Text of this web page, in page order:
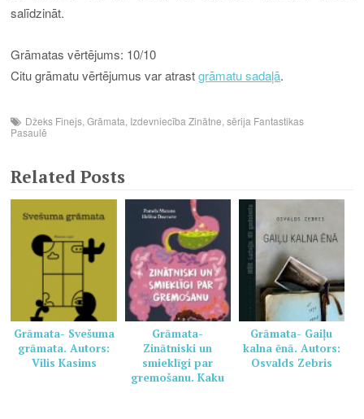
salīdzināt.
Grāmatas vērtējums: 10/10
Citu grāmatu vērtējumus var atrastgrāmatu sadaļā.
Džeks Finejs ,Grāmata Izdevniecība Zinātne ,sērija Fantastikas
Pasaulē
Related Posts
Grāmata- Svešuma
grāmata. Autors:
Vilis Kasims
Grāmata-
Zinātniski un
smieklīgi par
gremošanu. Kaku
Grāmata- Gaiļu
kalna ēnā. Autors:
Osvalds Zebris